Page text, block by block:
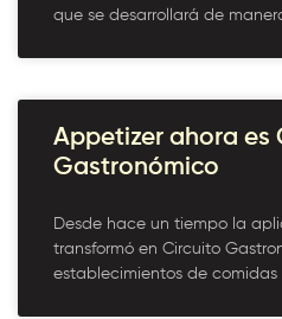
que se desarrollará de
Appetizer ahora es
Gastronómico
Desde hace un tiempo la
transformó en Circuito
establecimientos de comidas